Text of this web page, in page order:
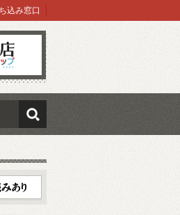
込み窓口
検索